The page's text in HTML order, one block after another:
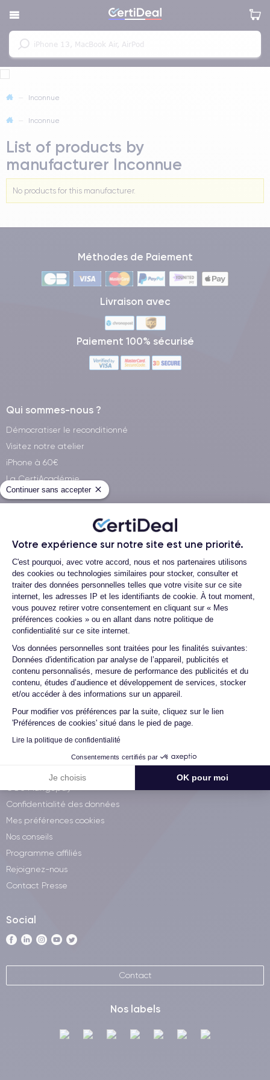
Continuer sans accepter
Votre expérience sur notre site est une priorité.
Plateforme de Gestion du
C'est pourquoi, avec votre accord, nous et nos partenaires utilisons
des cookies ou technologies similaires pour stocker, consulter et
traiter des données personnelles telles que votre visite sur ce site
internet, les adresses IP et les identifiants de cookie. À tout moment,
vous pouvez retirer votre consentement en cliquant sur « Mes
préférences cookies » ou en allant dans notre politique de
confidentialité sur ce site internet.
Vos données personnelles sont traitées pour les finalités suivantes:
Données d'identification par analyse de l’appareil, publicités et
contenu personnalisés, mesure de performance des publicités et du
contenu, études d’audience et développement de services, stocker
et/ou accéder à des informations sur un appareil.
Pour modifier vos préférences par la suite, cliquez sur le lien
'Préférences de cookies' situé dans le pied de page.
Lire la politique de confidentialité
Consentements certifiés par
Je choisis OK pour moi
Axeptio consent
— Inconnue
— Inconnue
List of products by
manufacturer Inconnue
No products for this manufacturer.
Méthodes de Paiement
Livraison avec
Paiement 100% sécurisé
Qui sommes-nous ?
Démocratiser le reconditionné
Visitez notre atelier
iPhone à 60€
La CertiAcadémie
Wikipedia
Services CertiDeal
Garantie 30/30
CertiDeal pour les Pros
Revendez votre smartphone
Parler à un conseiller
Offre Free X CertiDeal
Reprise iPhone
-5% étudiants
Nouveau : le choix sur photo
La FAQ
Conditions garantie 30 mois
Confidentialité des données
Mes préférences cookies
Nos conseils
Programme affiliés
Rejoignez-nous
Contact Presse
Social
Contact
Nos labels